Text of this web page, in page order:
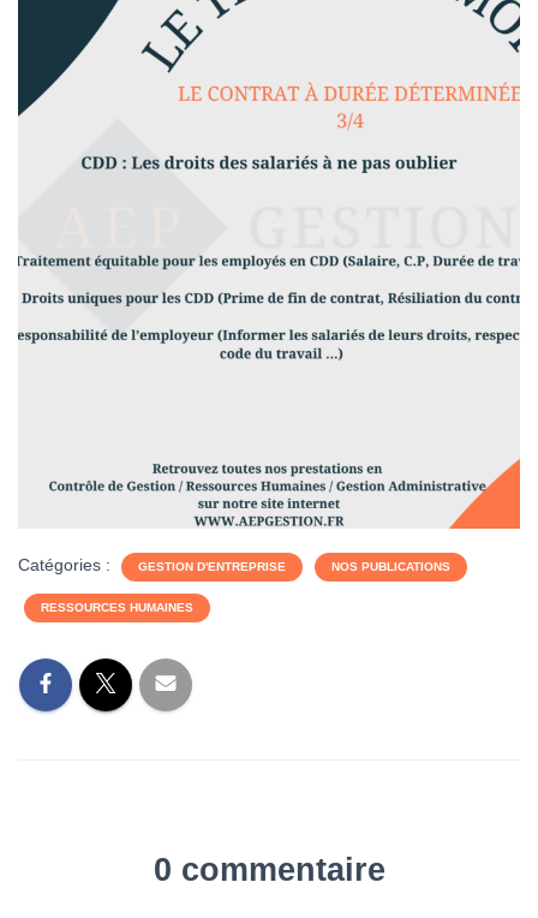
Catégories : GESTION D'ENTREPRISE NOS PUBLICATIONS
RESSOURCES HUMAINES
0 commentaire